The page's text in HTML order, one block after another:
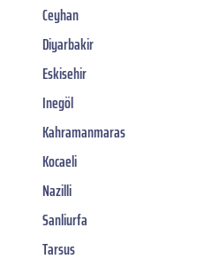
Ceyhan
Diyarbakir
Eskisehir
Inegöl
Kahramanmaras
Kocaeli
Nazilli
Sanliurfa
Tarsus